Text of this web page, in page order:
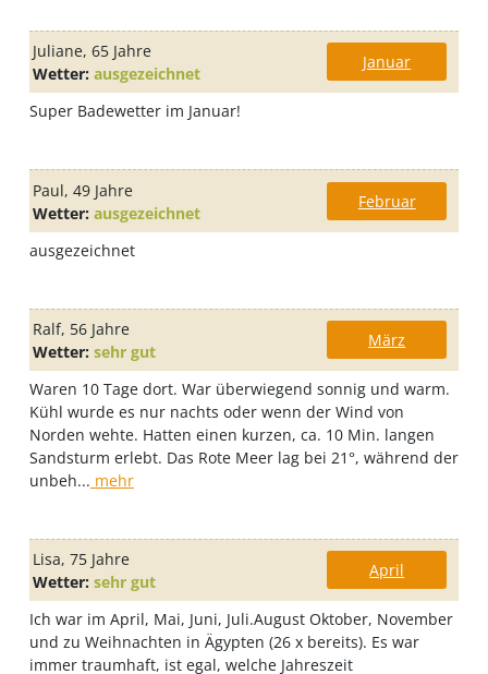
Juliane, 65 Jahre
Januar
Wetter: ausgezeichnet
Super Badewetter im Januar!
Paul, 49 Jahre
Februar
Wetter: ausgezeichnet
ausgezeichnet
Ralf, 56 Jahre
März
Wetter: sehr gut
Waren 10 Tage dort. War überwiegend sonnig und warm.
Kühl wurde es nur nachts oder wenn der Wind von
Norden wehte. Hatten einen kurzen, ca. 10 Min. langen
Sandsturm erlebt. Das Rote Meer lag bei 21°, während der
unbeh... mehr
Lisa, 75 Jahre
April
Wetter: sehr gut
Ich war im April, Mai, Juni, Juli.August Oktober, November
und zu Weihnachten in Ägypten (26 x bereits). Es war
immer traumhaft, ist egal, welche Jahreszeit